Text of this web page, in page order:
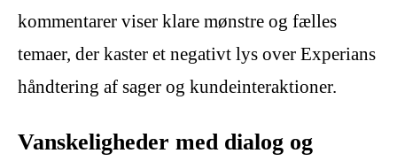
kommentarer viser klare mønstre og fælles
temaer, der kaster et negativt lys over Experians
håndtering af sager og kundeinteraktioner.
Vanskeligheder med dialog og